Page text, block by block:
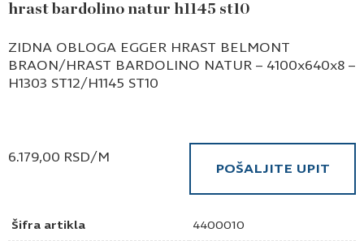
hrast bardolino natur h1145 st10
Šifra artikla 4400010
ZIDNA OBLOGA EGGER HRAST BELMONT
BRAON/HRAST BARDOLINO NATUR – 4100x640x8 –
H1303 ST12/H1145 ST10
6.179,00 RSD/M
POŠALJITE UPIT